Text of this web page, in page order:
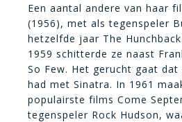
Een aantal andere van haar
(1956), met als tegenspeler
hetzelfde jaar The
1959 schitterde ze naast
So Few. Het gerucht gaat
had met Sinatra. In 1961
populairste films Come
tegenspeler Rock Hudson,